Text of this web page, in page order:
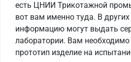
есть ЦНИИ Трикотажной
вот вам именно туда. В
информацию могут выдать
лаборатории. Вам необходимо
прототип изделие на